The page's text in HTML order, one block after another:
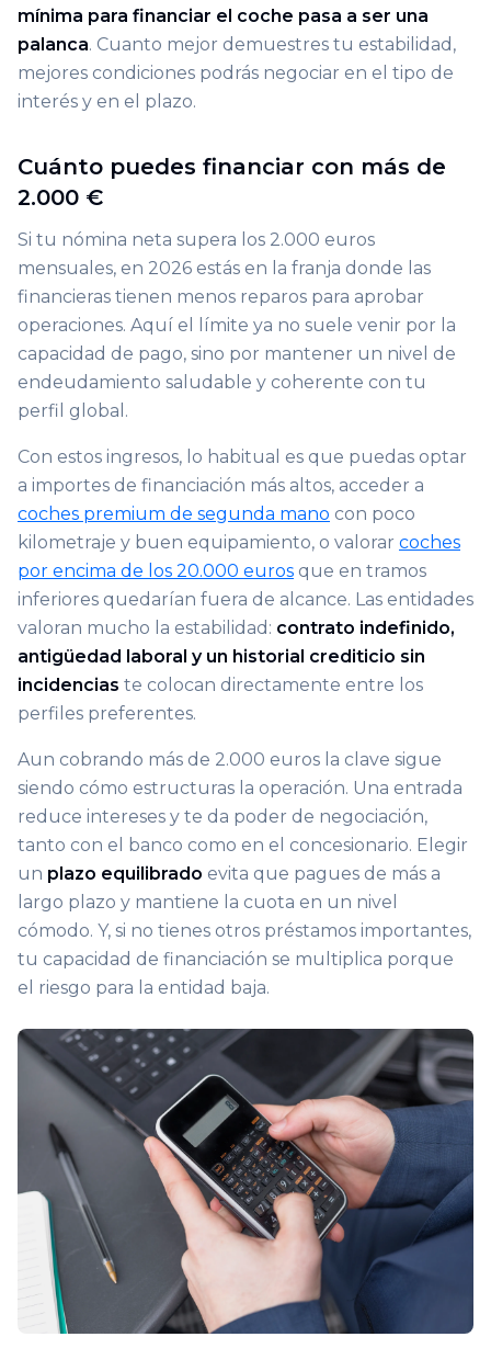
mínima para financiar el coche pasa a ser una
palanca. Cuanto mejor demuestres tu estabilidad,
mejores condiciones podrás negociar en el tipo de
interés y en el plazo.
Cuánto puedes financiar con más de
2.000 €
Si tu nómina neta supera los 2.000 euros
mensuales, en 2026 estás en la franja donde las
financieras tienen menos reparos para aprobar
operaciones. Aquí el límite ya no suele venir por la
capacidad de pago, sino por mantener un nivel de
endeudamiento saludable y coherente con tu
perfil global.
Con estos ingresos, lo habitual es que puedas optar
a importes de financiación más altos, acceder a
coches premium de segunda mano con poco
kilometraje y buen equipamiento, o valorar coches
por encima de los 20.000 euros que en tramos
inferiores quedarían fuera de alcance. Las entidades
valoran mucho la estabilidad: contrato indefinido,
antigüedad laboral y un historial crediticio sin
incidencias te colocan directamente entre los
perfiles preferentes.
Aun cobrando más de 2.000 euros la clave sigue
siendo cómo estructuras la operación. Una entrada
reduce intereses y te da poder de negociación,
tanto con el banco como en el concesionario. Elegir
un plazo equilibrado evita que pagues de más a
largo plazo y mantiene la cuota en un nivel
cómodo. Y, si no tienes otros préstamos importantes,
tu capacidad de financiación se multiplica porque
el riesgo para la entidad baja.